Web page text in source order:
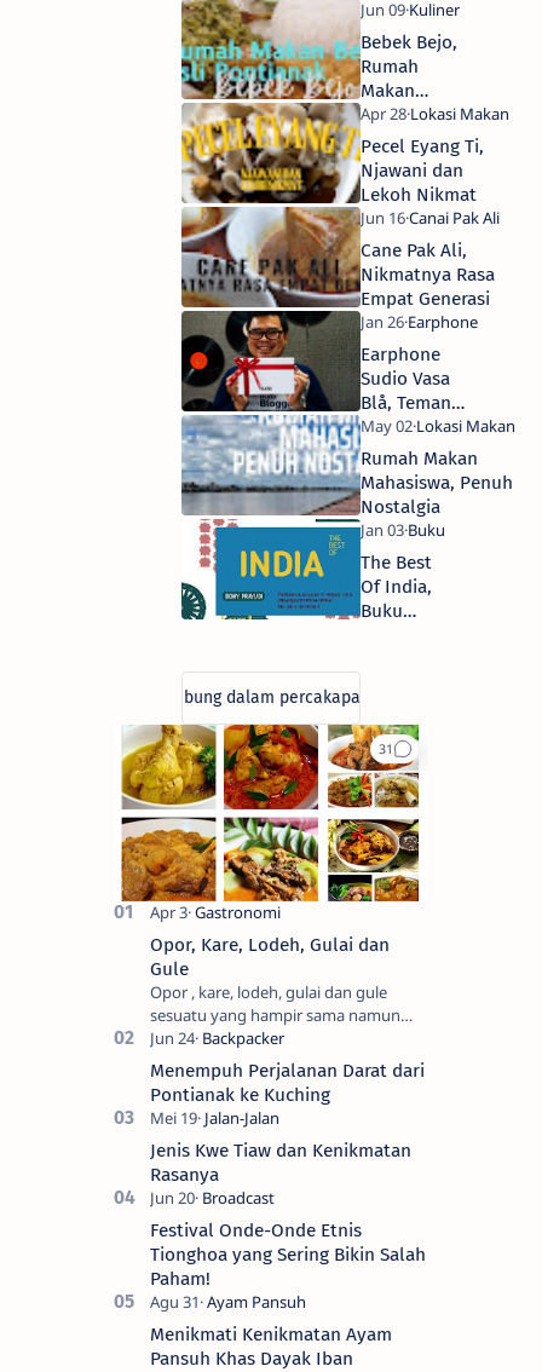
dan
kuliner
Indonesia
dan
sekarang
menetap
di
Pontianak.
Berprinsip
belajar
terus
menerus
dan
berusaha
tetap
dinamis.
Berpikiran
bahwa
hasil
tidak
akan
menghianati
usaha
serta
percaya
bahwa
rejeki
tidak
mungkin
Bebek Bejo,
Rumah
Makan
Bebek Asli
Pontianak
Pecel Eyang Ti,
Njawani dan
Lekoh Nikmat
Cane Pak Ali,
Nikmatnya Rasa
Empat Generasi
Earphone
Sudio Vasa
Blå, Teman
Baru Tukang
Jalan Jajan
Rumah Makan
Mahasiswa, Penuh
Nostalgia
The Best
Of India,
Buku
Opor, Kare, Lodeh, Gulai dan
Gule
Opor , kare, lodeh, gulai dan gule
sesuatu yang hampir sama namun
berbeda. Saya sendiri kesulitan untuk
membedakanya. Mencari tahu ada…
Menempuh Perjalanan Darat dari
Pontianak ke Kuching
Jenis Kwe Tiaw dan Kenikmatan
Rasanya
Festival Onde-Onde Etnis
Tionghoa yang Sering Bikin Salah
Paham!
Menikmati Kenikmatan Ayam
Pansuh Khas Dayak Iban